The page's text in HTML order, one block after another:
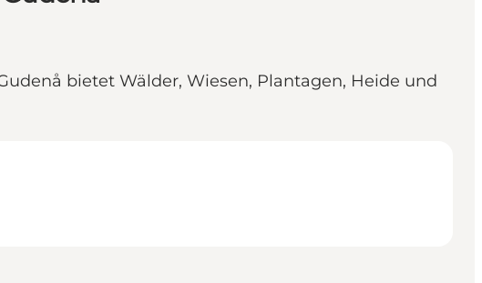
bietet Wälder, Wiesen, Plantagen, Heide und